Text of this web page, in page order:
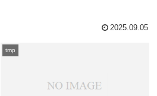
2025.09.05
tmp